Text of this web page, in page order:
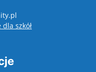
szkółotwiera się w